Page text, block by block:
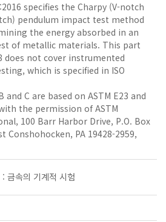
specifies the Charpy (V-notch
pendulum impact test method
the energy absorbed in an
of metallic materials. This part
does not cover instrumented
which is specified in ISO
and C are based on ASTM E23 and
the permission of ASTM
100 Barr Harbor Drive, P.O. Box
Conshohocken, PA 19428-2959,
금속의 기계적 시험